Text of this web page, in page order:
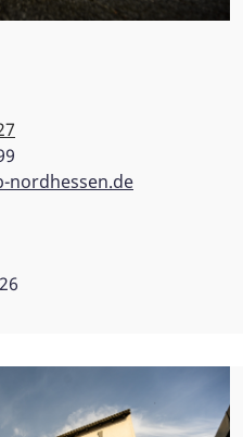
nordhessen.de